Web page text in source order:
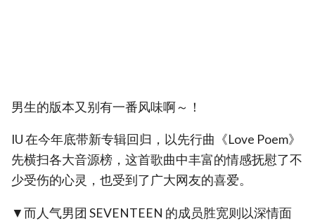
男生的版本又别有一番风味啊～！
IU 在今年底带新专辑回归，以先行曲《Love Poem》
先横扫各大音源榜，这首歌曲中丰富的情感抚慰了不
少受伤的心灵，也受到了广大网友的喜爱。
▼而人气男团 SEVENTEEN 的成员胜宽则以深情面